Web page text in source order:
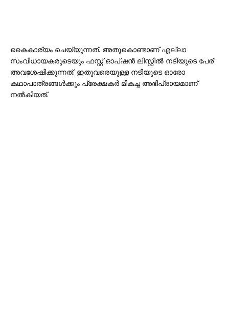
കൈകാര്യം ചെയ്യുന്നത്. അതുകൊണ്ടാണ് എല്ലാ
സംവിധായകരുടെയും ഫസ്റ്റ് ഓപ്‌ഷൻ ലിസ്റ്റിൽ നടിയുടെ പേര്
അവശേഷിക്കുന്നത്. ഇതുവരെയുള്ള നടിയുടെ ഓരോ
കഥാപാത്രങ്ങൾക്കും പ്രേക്ഷകർ മികച്ച അഭിപ്രായമാണ്
നൽകിയത്.